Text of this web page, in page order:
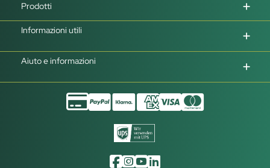
Prodotti
Informazioni utili
Aiuto e informazioni